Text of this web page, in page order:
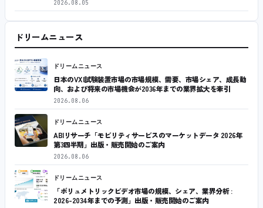
2026.08.05
ドリームニュース
ドリームニュース
日本のVXI試験装置市場の市場規模、需要、市場シェア、成長動
向、および将来の市場機会が2036年までの業界拡大を牽引
2026.08.06
ドリームニュース
ABIリサーチ「モビリティサービスのマーケットデータ 2026年
第3四半期」出版・販売開始のご案内
2026.08.06
ドリームニュース
「ボリュメトリックビデオ市場の規模、シェア、業界分析 :
2026-2034年までの予測」出版・販売開始のご案内